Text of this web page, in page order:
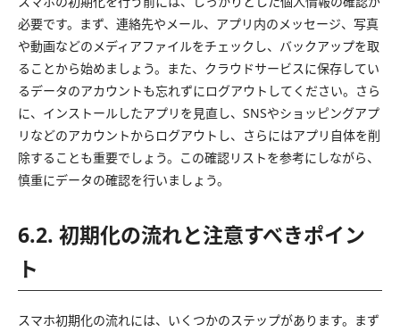
必要です。まず、連絡先やメール、アプリ内のメッセージ、写真
や動画などのメディアファイルをチェックし、バックアップを取
ることから始めましょう。また、クラウドサービスに保存してい
るデータのアカウントも忘れずにログアウトしてください。さら
に、インストールしたアプリを見直し、SNSやショッピングアプ
リなどのアカウントからログアウトし、さらにはアプリ自体を削
除することも重要でしょう。この確認リストを参考にしながら、
慎重にデータの確認を行いましょう。
6.2. 初期化の流れと注意すべきポイン
ト
スマホ初期化の流れには、いくつかのステップがあります。まず